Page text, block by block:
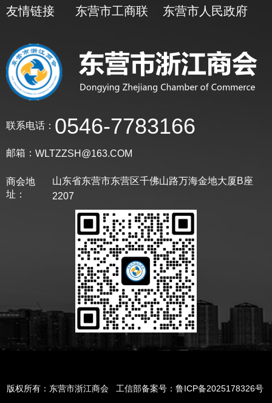
友情链接 东营市工商联 东营市人民政府
联系电话： 0546-7783166
邮箱： WLTZZSH@163.COM
商会地
址：
山东省东营市东营区千佛山路万海金地大厦B座
2207
版权所有：东营市浙江商会 工信部备案号：鲁ICP备2025178326号